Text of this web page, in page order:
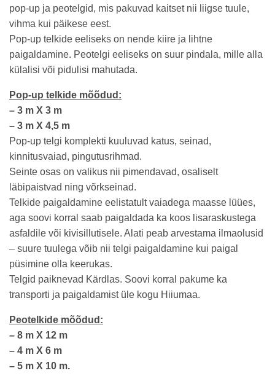
pop-up ja peotelgid, mis pakuvad kaitset nii liigse tuule,
vihma kui päikese eest.
Pop-up telkide eeliseks on nende kiire ja lihtne
paigaldamine. Peotelgi eeliseks on suur pindala, mille alla
külalisi või pidulisi mahutada.
Pop-up telkide mõõdud:
– 3 m X 3 m
– 3 m X 4,5 m
Pop-up telgi komplekti kuuluvad katus, seinad,
kinnitusvaiad, pingutusrihmad.
Seinte osas on valikus nii pimendavad, osaliselt
läbipaistvad ning võrkseinad.
Telkide paigaldamine eelistatult vaiadega maasse lüües,
aga soovi korral saab paigaldada ka koos lisaraskustega
asfaldile või kivisillutisele. Alati peab arvestama ilmaolusid
– suure tuulega võib nii telgi paigaldamine kui paigal
püsimine olla keerukas.
Telgid paiknevad Kärdlas. Soovi korral pakume ka
transporti ja paigaldamist üle kogu Hiiumaa.
Peotelkide mõõdud:
– 8 m X 12 m
– 4 m X 6 m
– 5 m X 10 m.